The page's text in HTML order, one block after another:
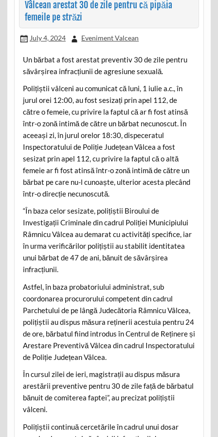
Vâlcean arestat 30 de zile pentru că pipăia
femeile pe străzi
July 4, 2024 Eveniment Valcean
Un bărbat a fost arestat preventiv 30 de zile pentru
săvârșirea infracțiunii de agresiune sexuală.
Polițiștii vâlceni au comunicat că luni, 1 iulie a.c., în
jurul orei 12:00, au fost sesizați prin apel 112, de
către o femeie, cu privire la faptul că ar fi fost atinsă
într-o zonă intimă de către un bărbat necunoscut. În
aceeași zi, în jurul orelor 18:30, dispeceratul
Inspectoratului de Poliție Județean Vâlcea a fost
sesizat prin apel 112, cu privire la faptul că o altă
femeie ar fi fost atinsă într-o zonă intimă de către un
bărbat pe care nu-l cunoaște, ulterior acesta plecând
într-o direcție necunoscută.
“În baza celor sesizate, polițiștii Biroului de
Investigații Criminale din cadrul Poliției Municipiului
Râmnicu Vâlcea au demarat cu activități specifice, iar
în urma verificărilor polițiștii au stabilit identitatea
unui bărbat de 47 de ani, bănuit de săvârșirea
infracțiunii.
Astfel, în baza probatoriului administrat, sub
coordonarea procurorului competent din cadrul
Parchetului de pe lângă Judecătoria Râmnicu Vâlcea,
polițiștii au dispus măsura reținerii acestuia pentru 24
de ore, bărbatul fiind introdus în Centrul de Reținere și
Arestare Preventivă Vâlcea din cadrul Inspectoratului
de Poliție Județean Vâlcea.
În cursul zilei de ieri, magistrații au dispus măsura
arestării preventive pentru 30 de zile față de bărbatul
bănuit de comiterea faptei”, au precizat polițiștii
vâlceni.
Polițiștii continuă cercetările în cadrul unui dosar